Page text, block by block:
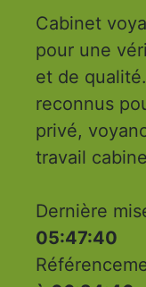
Cabinet
pour une
et de
reconnus
privé,
travail
Dernière
05:47:40